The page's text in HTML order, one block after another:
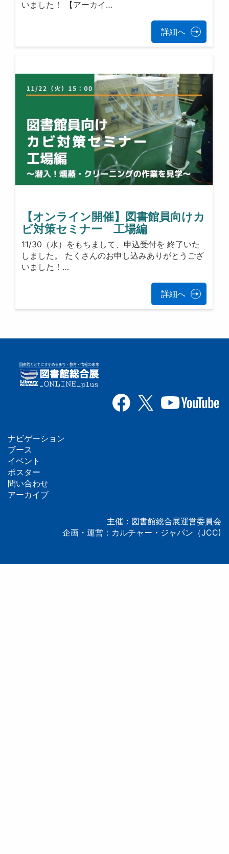
いました！ 【アーカイ…
詳細へ
【オンライン開催】図書館員向けカ
ビ対策セミナー 工場編
11/30（水）をもちまして、申込受付を 終了いた
しました。 たくさんのお申し込みありがとうござ
いました！…
詳細へ
フ
ッ
タ
ナビゲーション
ブース
イベント
ポスター
問い合わせ
アーカイブ
主催：図書館総合展運営委員会
企画・運営：カルチャー・ジャパン（JCC)